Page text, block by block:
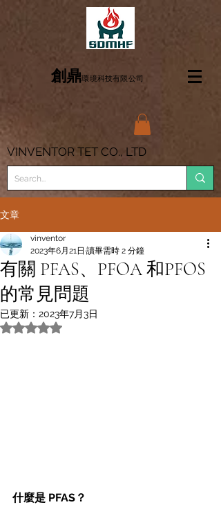
創鼎環境科技有限公司
VINVENTOR TET CO., LTD
文章
有關 PFAS、PFOA 和PFOS
的常見問題
vinventor
2023年6月21日 讀畢需時 2 分鐘
已更新： 2023年7月3日
評等為 NaN（最高為 5 顆星）。
什麼是 PFAS？